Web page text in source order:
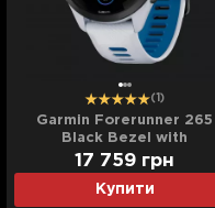
(1)
Garmin Forerunner 265
Black Bezel with
Whitestone Case and
Whitestone/Tidal Blue
Silicone Band
Купити
17 759 грн